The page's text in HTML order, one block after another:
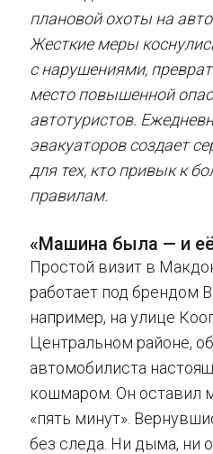
плановой охоты на
Жесткие меры
с нарушениями,
место повышенной
автотуристов.
эвакуаторов создает
для тех, кто привык к
правилам.
«Машина была — и
Простой визит в
работает под брендом
например, на улице
Центральном районе,
автомобилиста
кошмаром. Он оставил
«пять минут».
без следа. Ни дыма, ни